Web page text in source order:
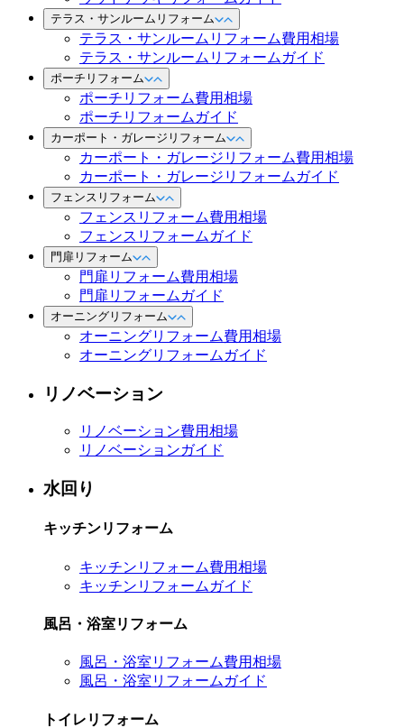
テラス・サンルームリフォーム
テラス・サンルームリフォーム費用相場
テラス・サンルームリフォームガイド
ポーチリフォーム
ポーチリフォーム費用相場
ポーチリフォームガイド
カーポート・ガレージリフォーム
カーポート・ガレージリフォーム費用相場
カーポート・ガレージリフォームガイド
フェンスリフォーム
フェンスリフォーム費用相場
フェンスリフォームガイド
門扉リフォーム
門扉リフォーム費用相場
門扉リフォームガイド
オーニングリフォーム
オーニングリフォーム費用相場
オーニングリフォームガイド
リノベーション
リノベーション費用相場
リノベーションガイド
水回り
キッチンリフォーム
キッチンリフォーム費用相場
キッチンリフォームガイド
風呂・浴室リフォーム
風呂・浴室リフォーム費用相場
風呂・浴室リフォームガイド
トイレリフォーム